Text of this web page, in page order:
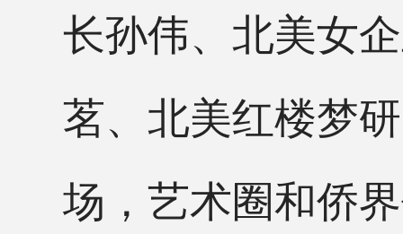
长孙伟、北美女
茗、北美红楼梦
场，艺术圈和侨